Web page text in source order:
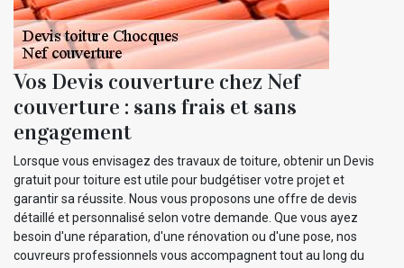
Vos Devis couverture chez Nef
couverture : sans frais et sans
engagement
Lorsque vous envisagez des travaux de toiture, obtenir un Devis
gratuit pour toiture est utile pour budgétiser votre projet et
garantir sa réussite. Nous vous proposons une offre de devis
détaillé et personnalisé selon votre demande. Que vous ayez
besoin d'une réparation, d'une rénovation ou d'une pose, nos
couvreurs professionnels vous accompagnent tout au long du